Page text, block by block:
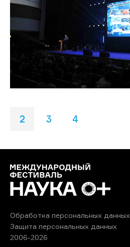
2 3 4
Обработка персональных данных
Защита персональных данных
2006-2026